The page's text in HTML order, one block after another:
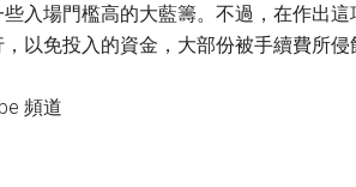
入場門檻高的大藍籌。不過，在作出
以免投入的資金，大部份被手續費所侵
頻道